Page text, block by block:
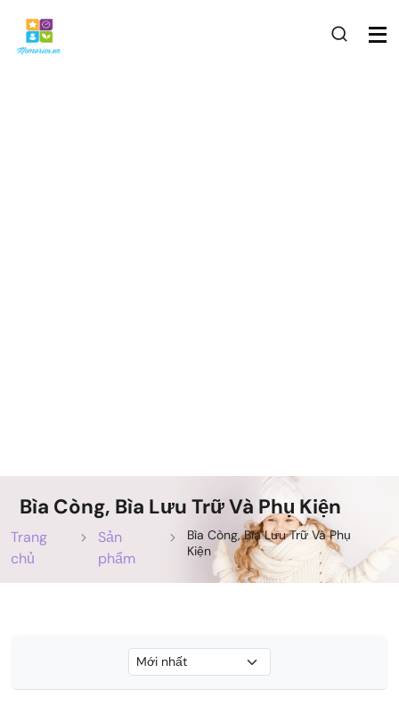
Bìa Còng, Bìa Lưu Trữ Và Phụ Kiện
Trang
chủ
Sản
phẩm
Bìa Còng, Bìa Lưu Trữ Và Phụ
Kiện